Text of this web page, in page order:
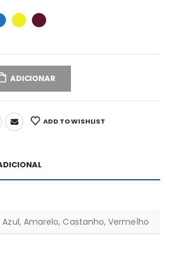
ADICIONAR
ADD TO WISHLIST
Azul, Amarelo, Castanho, Vermelho